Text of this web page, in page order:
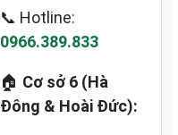
📞 Hotline:
0966.389.833
🏠 Cơ sở 6 (Hà
Đông & Hoài Đức):